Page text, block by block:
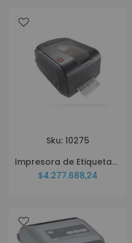
Sku: 10275
Impresora de Etiquetas Honeywell PD45S PD4500C0010000200
$4.277.688,24